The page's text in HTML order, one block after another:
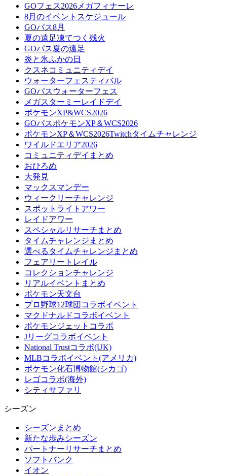
GOフェス2026メガフィナーレ
8月のイベントスケジュール
GOパス8月
夏の遠足凍てつく残火
GOパス夏の遠足
炎と氷ふかの日
クスネコミュニティデイ
ウォーターフェスティバル
GOパスウォーターフェス
メガスターミーレイドデイ
ポケモンXP&WCS2026
GOパスポケモンXP＆WCS2026
ポケモンXP＆WCS2026Twitchタイムチャレンジ
ワイルドエリア2026
コミュニティデイまとめ
おひろめ
大発見
マックスマンデー
ウィークリーチャレンジ
スポットライトアワー
レイドアワー
スペシャルリサーチまとめ
タイムチャレンジまとめ
選べるタイムチャレンジまとめ
フェアリートレイル
コレクションチャレンジ
リアルイベントまとめ
ポケモン天文台
プロ野球12球団コラボイベント
マクドナルドコラボイベント
ポケモンジェットコラボ
Jリーグコラボイベント
National Trustコラボ(UK)
MLBコラボイベント(アメリカ)
ポケモン化石博物館(シカゴ)
レゴコラボ(海外)
シティサファリ
シーズン
シーズンまとめ
新たな歩みシーズン
パートナーリサーチまとめ
ソフトバンク
イオン